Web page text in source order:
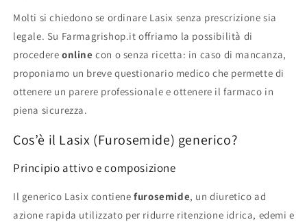
Molti si chiedono se ordinare Lasix senza prescrizione sia
legale. Su Farmagrishop.it offriamo la possibilità di
procedere online con o senza ricetta: in caso di mancanza,
proponiamo un breve questionario medico che permette di
ottenere un parere professionale e ottenere il farmaco in
piena sicurezza.
Cos’è il Lasix (Furosemide) generico?
Principio attivo e composizione
Il generico Lasix contienefurosemide, un diuretico ad
azione rapida utilizzato per ridurre ritenzione idrica, edemi e